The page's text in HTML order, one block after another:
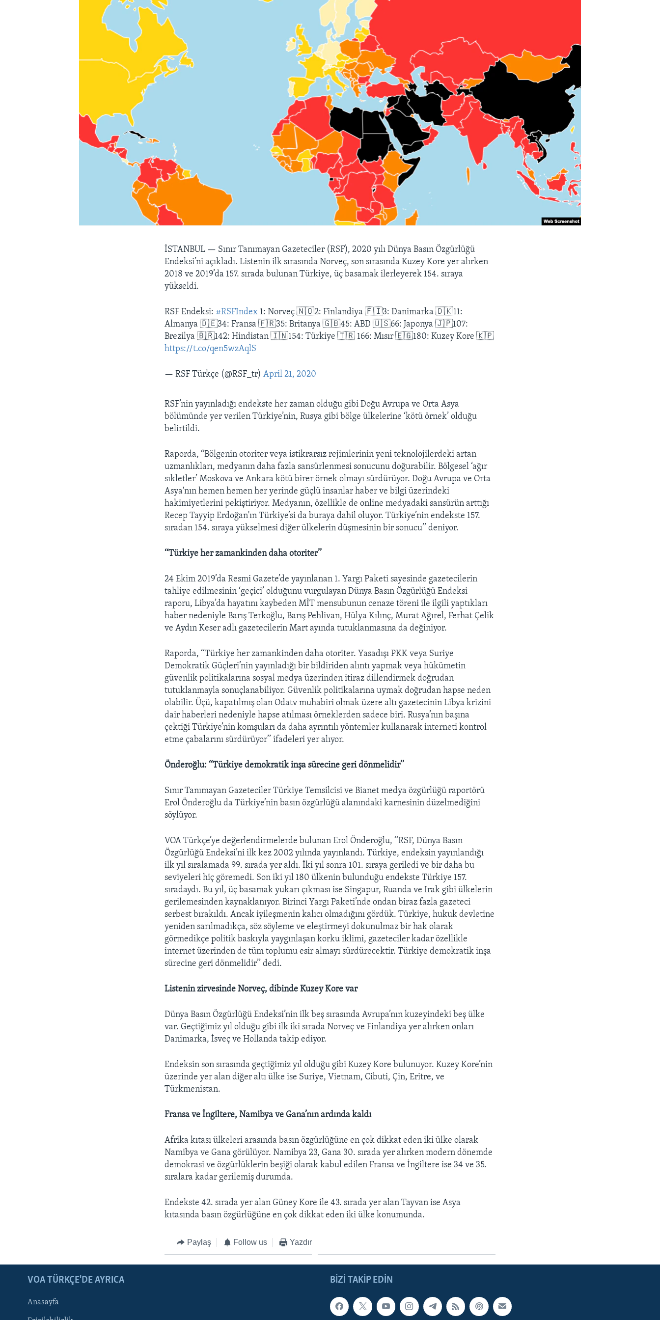
BIZI TAKIP EDIN
İSTANBUL — Sınır Tanımayan Gazeteciler (RSF), 2020 yılı Dünya Basın Özgürlüğü
Endeksi’ni açıkladı. Listenin ilk sırasında Norveç, son sırasında Kuzey Kore yer alırken
2018 ve 2019’da 157. sırada bulunan Türkiye, üç basamak ilerleyerek 154. sıraya
yükseldi.
RSF Endeksi: #RSFIndex 1: Norveç 🇳🇴2: Finlandiya 🇫🇮3: Danimarka 🇩🇰11:
Almanya 🇩🇪34: Fransa 🇫🇷35: Britanya 🇬🇧45: ABD 🇺🇸66: Japonya 🇯🇵107:
Brezilya 🇧🇷142: Hindistan 🇮🇳154: Türkiye 🇹🇷 166: Mısır 🇪🇬180: Kuzey Kore 🇰🇵
https://t.co/qen5wzAqlS
— RSF Türkçe (@RSF_tr)April 21, 2020
RSF’nin yayınladığı endekste her zaman olduğu gibi Doğu Avrupa ve Orta Asya
bölümünde yer verilen Türkiye’nin, Rusya gibi bölge ülkelerine ‘kötü örnek’ olduğu
belirtildi.
Raporda, “Bölgenin otoriter veya istikrarsız rejimlerinin yeni teknolojilerdeki artan
uzmanlıkları, medyanın daha fazla sansürlenmesi sonucunu doğurabilir. Bölgesel ‘ağır
sıkletler’ Moskova ve Ankara kötü birer örnek olmayı sürdürüyor. Doğu Avrupa ve Orta
Asya'nın hemen hemen her yerinde güçlü insanlar haber ve bilgi üzerindeki
hakimiyetlerini pekiştiriyor. Medyanın, özellikle de online medyadaki sansürün arttığı
Recep Tayyip Erdoğan'ın Türkiye’si da buraya dahil oluyor. Türkiye’nin endekste 157.
sıradan 154. sıraya yükselmesi diğer ülkelerin düşmesinin bir sonucu’’ deniyor.
‘‘Türkiye her zamankinden daha otoriter’’
24 Ekim 2019’da Resmi Gazete’de yayınlanan 1. Yargı Paketi sayesinde gazetecilerin
tahliye edilmesinin ‘geçici’ olduğunu vurgulayan Dünya Basın Özgürlüğü Endeksi
raporu, Libya’da hayatını kaybeden MİT mensubunun cenaze töreni ile ilgili yaptıkları
haber nedeniyle Barış Terkoğlu, Barış Pehlivan, Hülya Kılınç, Murat Ağırel, Ferhat Çelik
ve Aydın Keser adlı gazetecilerin Mart ayında tutuklanmasına da değiniyor.
Raporda, ‘‘Türkiye her zamankinden daha otoriter. Yasadışı PKK veya Suriye
Demokratik Güçleri’nin yayınladığı bir bildiriden alıntı yapmak veya hükümetin
güvenlik politikalarına sosyal medya üzerinden itiraz dillendirmek doğrudan
tutuklanmayla sonuçlanabiliyor. Güvenlik politikalarına uymak doğrudan hapse neden
olabilir. Üçü, kapatılmış olan Odatv muhabiri olmak üzere altı gazetecinin Libya krizini
dair haberleri nedeniyle hapse atılması örneklerden sadece biri. Rusya’nın başına
çektiği Türkiye’nin komşuları da daha ayrıntılı yöntemler kullanarak interneti kontrol
etme çabalarını sürdürüyor’’ ifadeleri yer alıyor.
Önderoğlu: ‘‘Türkiye demokratik inşa sürecine geri dönmelidir’’
Sınır Tanımayan Gazeteciler Türkiye Temsilcisi ve Bianet medya özgürlüğü raportörü
Erol Önderoğlu da Türkiye’nin basın özgürlüğü alanındaki karnesinin düzelmediğini
söylüyor.
VOA Türkçe’ye değerlendirmelerde bulunan Erol Önderoğlu, ‘‘RSF, Dünya Basın
Özgürlüğü Endeksi’ni ilk kez 2002 yılında yayınlandı. Türkiye, endeksin yayınlandığı
ilk yıl sıralamada 99. sırada yer aldı. İki yıl sonra 101. sıraya geriledi ve bir daha bu
seviyeleri hiç göremedi. Son iki yıl 180 ülkenin bulunduğu endekste Türkiye 157.
sıradaydı. Bu yıl, üç basamak yukarı çıkması ise Singapur, Ruanda ve Irak gibi ülkelerin
gerilemesinden kaynaklanıyor. Birinci Yargı Paketi’nde ondan biraz fazla gazeteci
serbest bırakıldı. Ancak iyileşmenin kalıcı olmadığını gördük. Türkiye, hukuk devletine
yeniden sarılmadıkça, söz söyleme ve eleştirmeyi dokunulmaz bir hak olarak
görmedikçe politik baskıyla yaygınlaşan korku iklimi, gazeteciler kadar özellikle
internet üzerinden de tüm toplumu esir almayı sürdürecektir. Türkiye demokratik inşa
sürecine geri dönmelidir’’ dedi.
Listenin zirvesinde Norveç, dibinde Kuzey Kore var
Dünya Basın Özgürlüğü Endeksi’nin ilk beş sırasında Avrupa’nın kuzeyindeki beş ülke
var. Geçtiğimiz yıl olduğu gibi ilk iki sırada Norveç ve Finlandiya yer alırken onları
Danimarka, İsveç ve Hollanda takip ediyor.
Endeksin son sırasında geçtiğimiz yıl olduğu gibi Kuzey Kore bulunuyor. Kuzey Kore’nin
üzerinde yer alan diğer altı ülke ise Suriye, Vietnam, Cibuti, Çin, Eritre, ve
Türkmenistan.
Fransa ve İngiltere, Namibya ve Gana’nın ardında kaldı
Afrika kıtası ülkeleri arasında basın özgürlüğüne en çok dikkat eden iki ülke olarak
Namibya ve Gana görülüyor. Namibya 23, Gana 30. sırada yer alırken modern dönemde
demokrasi ve özgürlüklerin beşiği olarak kabul edilen Fransa ve İngiltere ise 34 ve 35.
sıralara kadar gerilemiş durumda.
Endekste 42. sırada yer alan Güney Kore ile 43. sırada yer alan Tayvan ise Asya
kıtasında basın özgürlüğüne en çok dikkat eden iki ülke konumunda.
Paylaş Follow us Yazdır
BIZI TAKIP EDIN
VOA TÜRKÇE'DE AYRICA
Anasayfa